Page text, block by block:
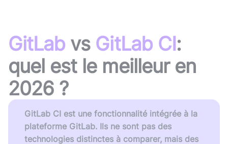
GitLab vs GitLab CI:
quel est le meilleur en
2026 ?
GitLab CI est une fonctionnalité intégrée à la
plateforme GitLab. Ils ne sont pas des
technologies distinctes à comparer, mais des